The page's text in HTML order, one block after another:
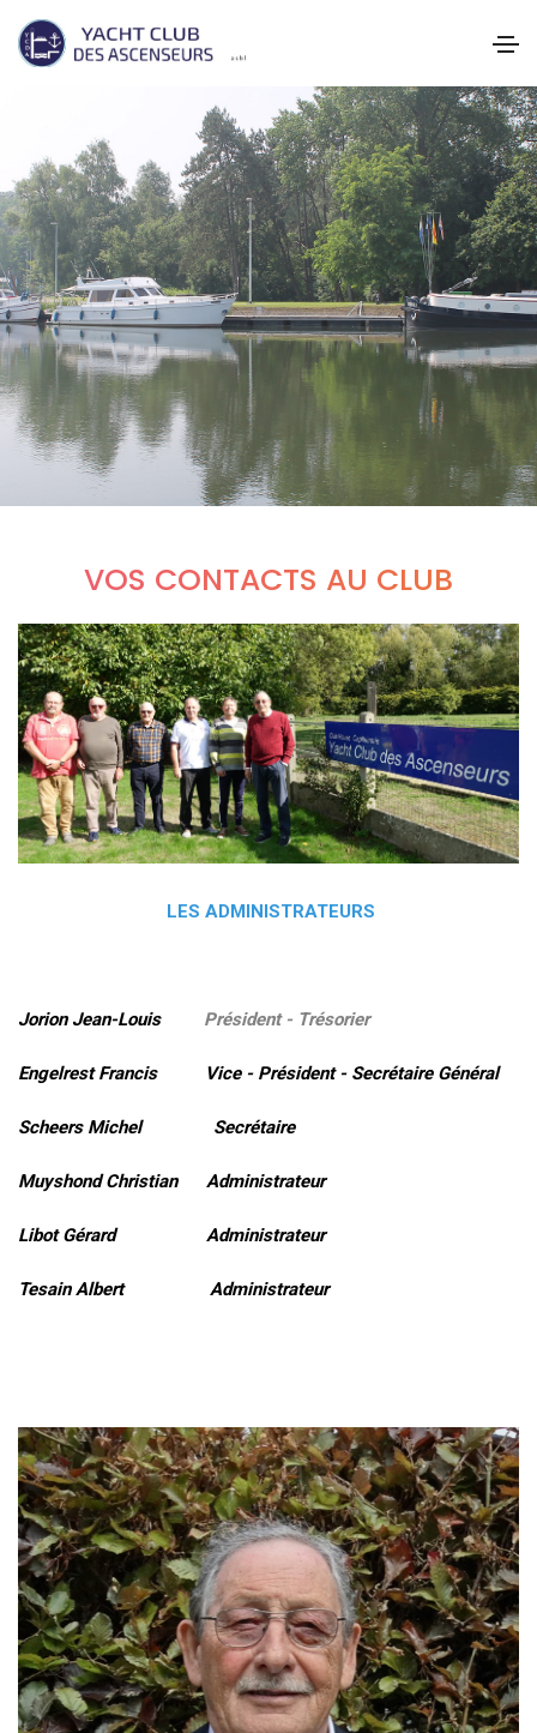
VOS CONTACTS AU CLUB
LES ADMINISTRATEURS
Jorion Jean-Louis Président - Trésorier
Engelrest Francis Vice - Président - Secrétaire Général
Scheers Michel Secrétaire
Muyshond Christian Administrateur
Libot Gérard Administrateur
Tesain Albert Administrateur